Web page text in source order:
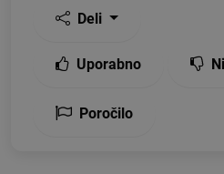
Deli
Uporabno
Poročilo